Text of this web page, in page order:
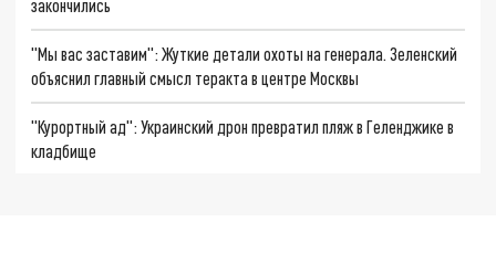
закончились
"Мы вас заставим": Жуткие детали охоты на генерала. Зеленский
объяснил главный смысл теракта в центре Москвы
"Курортный ад": Украинский дрон превратил пляж в Геленджике в
кладбище